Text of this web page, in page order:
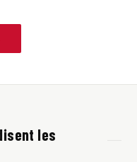
les